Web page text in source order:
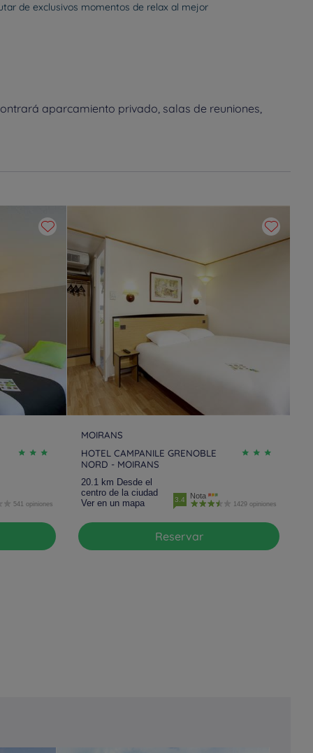
de exclusivos momentos de relax al mejor
aparcamiento privado, salas de reuniones,
541 opiniones
MOIRANS
HOTEL CAMPANILE GRENOBLE
NORD - MOIRANS
20.1 km Desde el
centro de la ciudad
Ver en un mapa
3.4 Nota
1429 opiniones
Reservar